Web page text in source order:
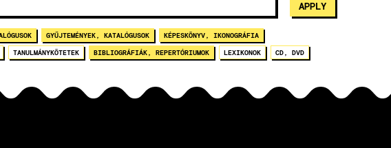
GYŰJTEMÉNYEK, KATALÓGUSOK KÉPESKÖNYV, IKONOGRÁFIA
TANULMÁNYKÖTETEK BIBLIOGRÁFIÁK, REPERTÓRIUMOK LEXIKONOK CD, DVD